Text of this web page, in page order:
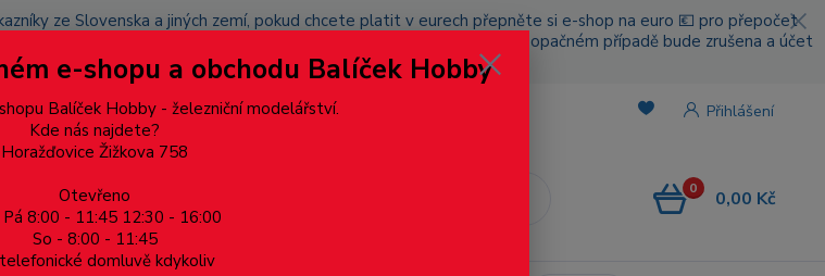
ze Slovenska a jiných zemí, pokud chcete platit v eurech přepněte si e-shop na euro 💶 pro přepočet
po domluvě zaslána znovu s opětovnou platbou za poštovné, v opačném případě bude zrušena a účet
a rušeny následující objednávky.
Přihlášení
0 0,00 Kč
e-shopu a obchodu Balíček Hobby
Balíček Hobby - železniční modelářství.
Kde nás najdete?
Horažďovice Žižkova 758
Otevřeno
8:00 - 11:45 12:30 - 16:00
So - 8:00 - 11:45
domluvě kdykoliv